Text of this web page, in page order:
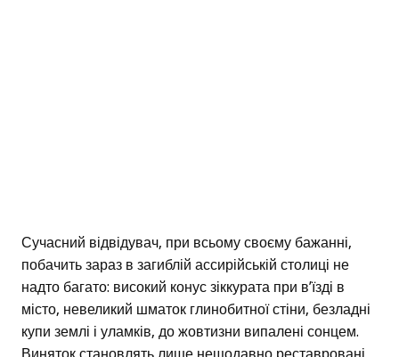
Сучасний відвідувач, при всьому своєму бажанні,
побачить зараз в загиблій ассирійській столиці не
надто багато: високий конус зіккурата при в’їзді в
місто, невеликий шматок глинобитної стіни, безладні
купи землі і уламків, до жовтизни випалені сонцем.
Виняток становлять лише нещодавно реставровані